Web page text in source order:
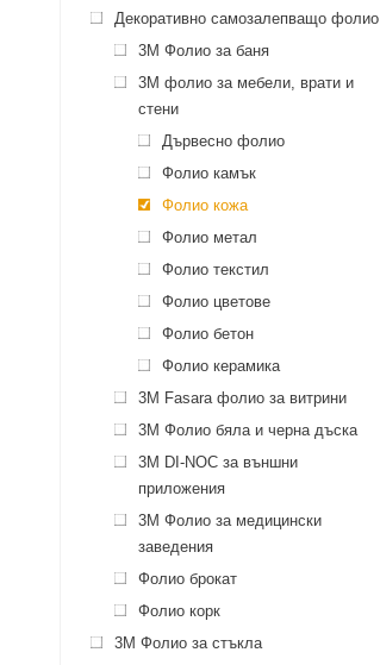
Декоративно самозалепващо фолио
3M Фолио за баня
3M фолио за мебели, врати и
стени
Дървесно фолио
Фолио камък
Фолио кожа
Фолио метал
Фолио текстил
Фолио цветове
Фолио бетон
Фолио керамика
3М Fasara фолио за витрини
3M Фолио бяла и черна дъска
3M DI-NOC за външни
приложения
3M Фолио за медицински
заведения
Фолио брокат
Фолио корк
3M Фолио за стъкла